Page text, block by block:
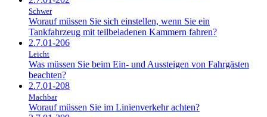
Schwer
Worauf müssen Sie sich einstellen, wenn Sie ein
Tankfahrzeug mit teilbeladenen Kammern fahren?
2.7.01-206
Leicht
Was müssen Sie beim Ein- und Aussteigen von Fahrgästen
beachten?
2.7.01-208
Machbar
Worauf müssen Sie im Linienverkehr achten?